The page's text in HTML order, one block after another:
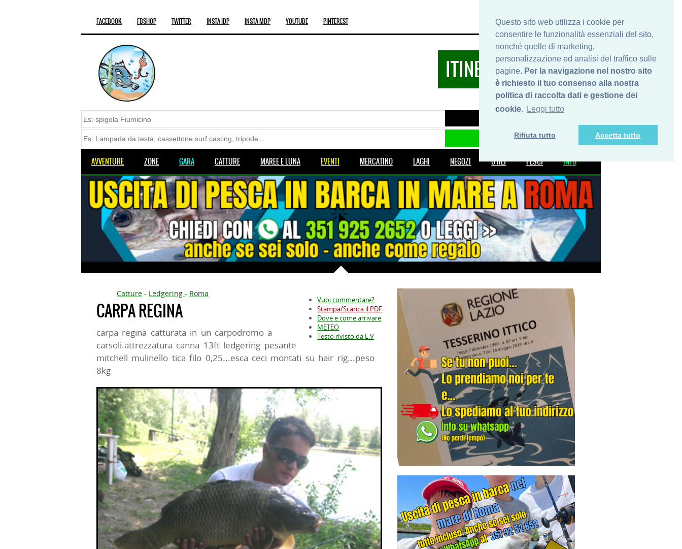
Questo sito web utilizza i cookie per
consentire le funzionalità essenziali del sito,
nonché quelle di marketing,
personalizzazione ed analisi del traffico sulle
pagine. Per la navigazione nel nostro sito
è richiesto il tuo consenso alla nostra
politica di raccolta dati e gestione dei
cookie. Leggi tutto
Rifiuta tutto Accetta tutto
FACEBOOK FBSHOP TWITTER INSTA IDP INSTA MDP YOUTUBE PINTEREST PRIVACY
SHOP
INFO
ITINERARIDIPESCA.IT
AVVENTURE ZONE GARA CATTURE MAREE E LUNA EVENTI MERCATINO LAGHI NEGOZI UTILI PESCI INFO
Catture - Ledgering - Roma
Vuoi commentare?
Stampa/Scarica il PDF
Dove e come arrivare
METEO
Testo rivisto da L.V
CARPA REGINA
carpa regina catturata in un carpodromo a
carsoli.attrezzatura canna 13ft ledgering pesante
mitchell mulinello tica filo 0,25...esca ceci montati su hair rig...peso
8kg